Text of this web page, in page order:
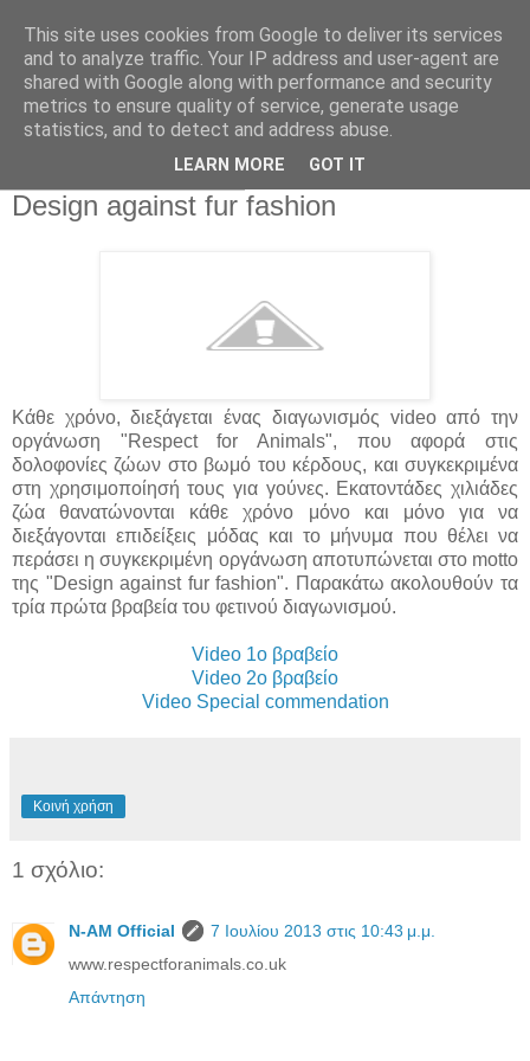
Design against fur fashion
Κάθε χρόνο, διεξάγεται ένας διαγωνισμός video από την
οργάνωση "Respect for Animals", που αφορά στις
δολοφονίες ζώων στο βωμό του κέρδους, και συγκεκριμένα
στη χρησιμοποίησή τους για γούνες. Εκατοντάδες χιλιάδες
ζώα θανατώνονται κάθε χρόνο μόνο και μόνο για να
διεξάγονται επιδείξεις μόδας και το μήνυμα που θέλει να
περάσει η συγκεκριμένη οργάνωση αποτυπώνεται στο motto
της "Design against fur fashion". Παρακάτω ακολουθούν τα
τρία πρώτα βραβεία του φετινού διαγωνισμού.
Video 1ο βραβείο
Video 2ο βραβείο
Video Special commendation
Κοινή χρήση
1 σχόλιο:
N-AM Official
7 Ιουλίου 2013 στις 10:43 μ.μ.
www.respectforanimals.co.uk
Απάντηση
This site uses cookies from Google to deliver its services
and to analyze traffic. Your IP address and user-agent are
shared with Google along with performance and security
metrics to ensure quality of service, generate usage
statistics, and to detect and address abuse.
LEARN MORE GOT IT